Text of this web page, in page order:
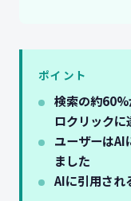
ポイント
検索の約
ロクリック
ユーザーはAI
ました
AIに引用され